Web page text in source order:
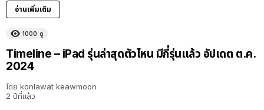
อ่านเพิ่มเติม
1000 ดู
Timeline – iPad รุ่นล่าสุดตัวไหน มีกี่รุ่นแล้ว อัปเดต ต.ค.
2024
โดย konlawat keawmoon
2 ปีที่แล้ว